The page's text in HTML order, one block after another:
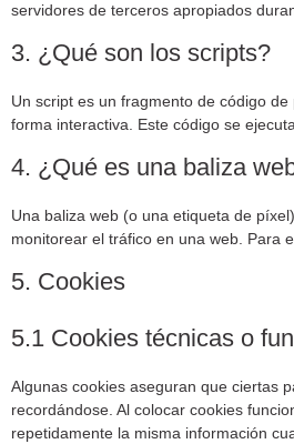
servidores de terceros apropiados
3. ¿Qué son los scripts?
Un script es un fragmento de código
forma interactiva. Este código se
4. ¿Qué es una baliza
Una baliza web (o una etiqueta de
monitorear el tráfico en una web. Para
5. Cookies
5.1 Cookies técnicas o
Algunas cookies aseguran que ciertas
recordándose. Al colocar cookies
repetidamente la misma información